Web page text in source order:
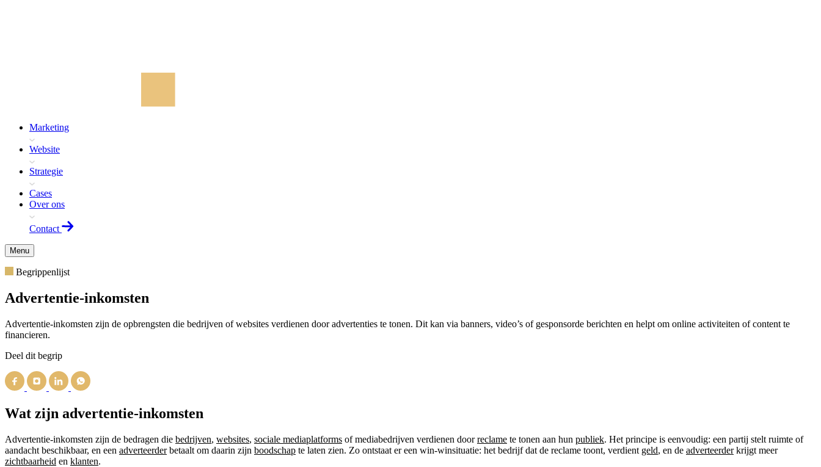
Marketing
Website
Strategie
Cases
Over ons
Contact
Menu
Begrippenlijst
Advertentie-inkomsten
Advertentie-inkomsten zijn de opbrengsten die bedrijven of websites verdienen door advertenties te tonen. Dit kan via banners, video’s of gesponsorde berichten en helpt om online activiteiten of content te
financieren.
Deel dit begrip
Wat zijn advertentie-inkomsten
Advertentie-inkomsten zijn de bedragen die bedrijven, websites, sociale mediaplatforms of mediabedrijven verdienen doorreclame te tonen aan hun publiek. Het principe is eenvoudig: een partij stelt ruimte of
aandacht beschikbaar, en een adverteerderbetaalt om daarin zijn boodschap te laten zien. Zo ontstaat er een win-winsituatie: het bedrijf dat de reclame toont, verdient geld, en de adverteerderkrijgt meer
zichtbaarheid en klanten.